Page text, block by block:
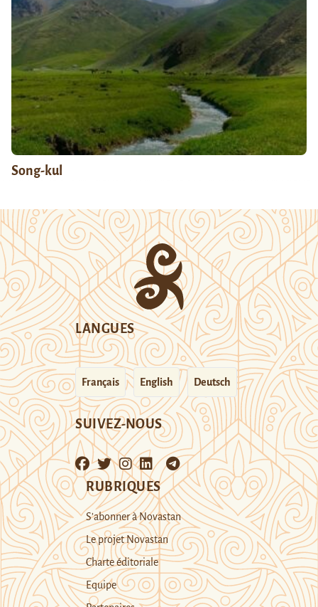
Song-kul
LANGUES
Français English Deutsch
SUIVEZ-NOUS
RUBRIQUES
S’abonner à Novastan
Le projet Novastan
Charte éditoriale
Equipe